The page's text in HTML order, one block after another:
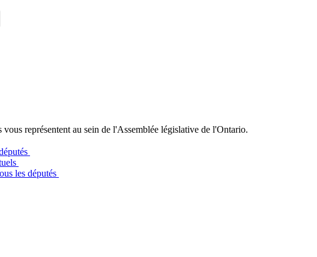
vous représentent au sein de l'Assemblée législative de l'Ontario.
les députés